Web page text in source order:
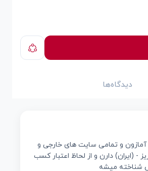
دیدگاه‌ها
آمازون و تمامی سایت های خارجی و
- (ایران) دارن و از لحاظ اعتبار کسب
شناخته میشه